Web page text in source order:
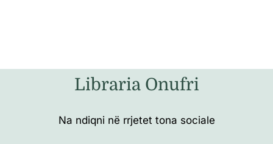
Libraria Onufri
Na ndiqni në rrjetet tona sociale